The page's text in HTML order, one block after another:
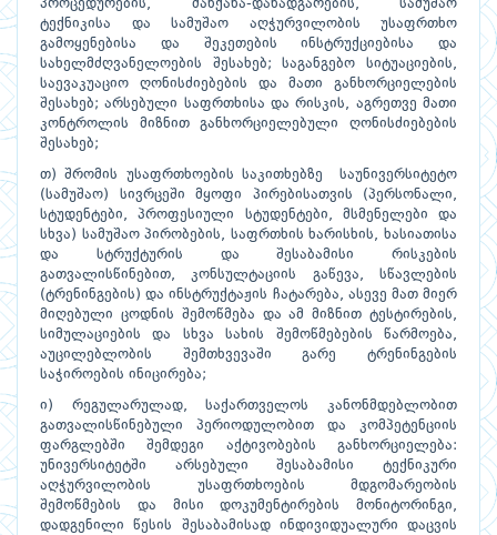
პროცედურების, მანქანა-დანადგარების, სამუშაო
ტექნიკისა და სამუშაო აღჭურვილობის უსაფრთხო
გამოყენებისა და შეკეთების ინსტრუქციებისა და
სახელმძღვანელოების შესახებ; საგანგებო სიტუაციების,
საევაკუაციო ღონისძიებების და მათი განხორციელების
შესახებ; არსებული საფრთხისა და რისკის, აგრეთვე მათი
კონტროლის მიზნით განხორციელებული ღონისძიებების
შესახებ;
თ) შრომის უსაფრთხოების საკითხებზე საუნივერსიტეტო
(სამუშაო) სივრცეში მყოფი პირებისათვის (პერსონალი,
სტუდენტები, პროფესიული სტუდენტები, მსმენელები და
სხვა) სამუშაო პირობების, საფრთხის ხარისხის, ხასიათისა
და სტრუქტურის და შესაბამისი რისკების
გათვალისწინებით, კონსულტაციის გაწევა, სწავლების
(ტრენინგების) და ინსტრუქტაჟის ჩატარება, ასევე მათ მიერ
მიღებული ცოდნის შემოწმება და ამ მიზნით ტესტირების,
სიმულაციების და სხვა სახის შემოწმებების წარმოება,
აუცილებლობის შემთხვევაში გარე ტრენინგების
საჭიროების ინიცირება;
ი) რეგულარულად, საქართველოს კანონმდებლობით
გათვალისწინებული პერიოდულობით და კომპეტენციის
ფარგლებში შემდეგი აქტივობების განხორციელება:
უნივერსიტეტში არსებული შესაბამისი ტექნიკური
აღჭურვილობის უსაფრთხოების მდგომარეობის
შემოწმების და მისი დოკუმენტირების მონიტორინგი,
დადგენილი წესის შესაბამისად ინდივიდუალური დაცვის